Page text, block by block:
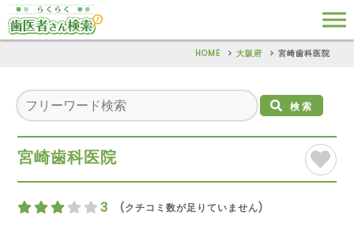
HOME 大阪府 宮崎歯科医院
検索
宮崎歯科医院
3 (クチコミ数が足りていません)